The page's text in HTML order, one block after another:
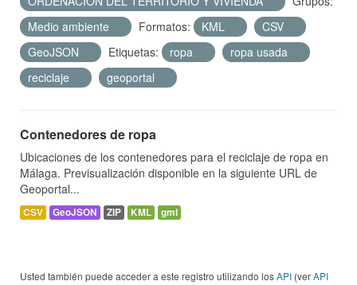
Medio ambiente
Formatos: KML
CSV
GeoJSON
Etiquetas: ropa
ropa usada
reciclaje
geoportal
Contenedores de ropa
Ubicaciones de los contenedores para el reciclaje de ropa en
Málaga. Previsualización disponible en la siguiente URL de
Geoportal...
CSV GeoJSON ZIP KML gml
Usted también puede acceder a este registro utilizando losAPI (verAPI